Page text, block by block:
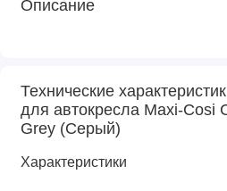
Описание
Технические
для автокресла Maxi-Cosi
Grey (Серый)
Характеристики